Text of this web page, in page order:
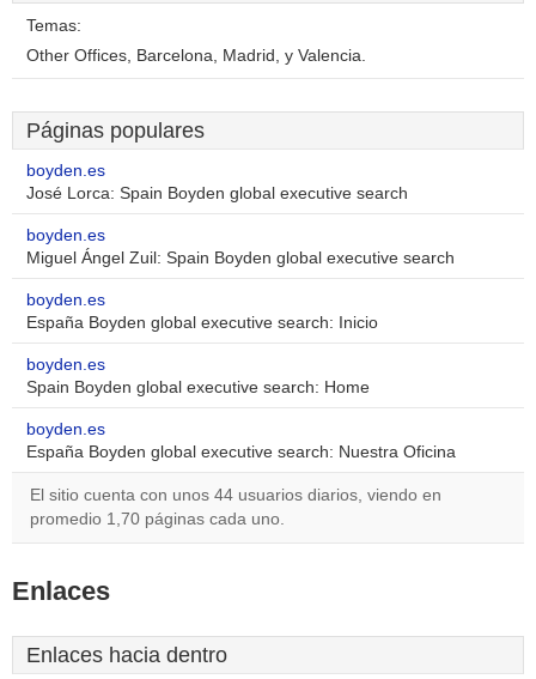
Temas:
Other Offices, Barcelona, Madrid, y Valencia.
Páginas populares
boyden.es
José Lorca: Spain Boyden global executive search
boyden.es
Miguel Ángel Zuil: Spain Boyden global executive search
boyden.es
España Boyden global executive search: Inicio
boyden.es
Spain Boyden global executive search: Home
boyden.es
España Boyden global executive search: Nuestra Oficina
El sitio cuenta con unos 44 usuarios diarios, viendo en
promedio 1,70 páginas cada uno.
Enlaces
Enlaces hacia dentro